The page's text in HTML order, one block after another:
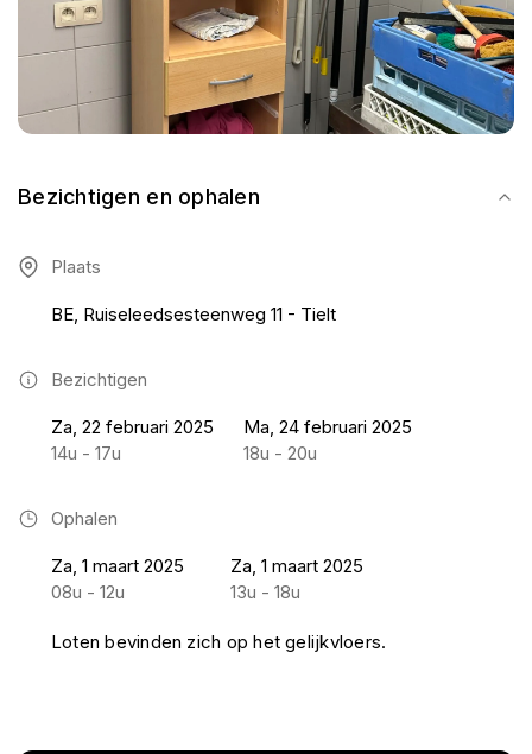
Bezichtigen en ophalen
Plaats
BE, Ruiseleedsesteenweg 11 - Tielt
Bezichtigen
Za, 22 februari 2025
14u - 17u
Ma, 24 februari 2025
18u - 20u
Ophalen
Za, 1 maart 2025
08u - 12u
Za, 1 maart 2025
13u - 18u
Loten bevinden zich op het gelijkvloers.